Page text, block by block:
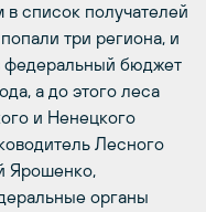
список получателей
три региона, и
федеральный бюджет
а до этого леса
и Ненецкого
Лесного
Ярошенко,
органы